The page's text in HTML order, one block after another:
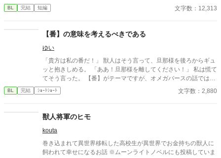
を選んだ。 深く傷ついた湊は、彼の前から姿を消す。 数か月後―
―。 湊の身体は、これまで誰も知らなかった希少な『遅咲きΩ』
たと知る。 「戻ってきてくれ」 今さら必死に追いかけてくる玲
司。 だが湊の隣には、自分を支え続けてくれた医師のα・神崎伊
織がいた。 「あなたは俺を捨てたでしょう」 後悔に苦しむα、執
着する第二のα、そして希少Ωを巡る陰謀。 もう二度と傷つきた
くないΩが最後に選ぶ相手とは――。 捨てた側の後悔と執着が加
速する、すれ違いオメガバースBL。
BL 完結 短編 文字数：12,313
【番】の意味を考えるべきである
ゆい
「貴方は私の番だ！」 獣人はそう言って、旦那様を後ろからギュ
ッと抱きしめる。 「ああ！旦那様を離してください！」 私は慌て
てそう言った。 【番】がテーマですが、オメガバースの話ではあ
りません。 男女いる世界です。獣人が出てきます。同性婚も認め
られています。 思いつきで書いておりますので、読みにくい部分
BL 完結 ｼｮｰﾄｼｮｰﾄ 文字数：2,880
獣人将軍のヒモ
kouta
巻き込まれて異世界移転した高校生が異世界でお金持ちの獣人に
飼われて幸せになるお話 ※ムーンライトノベルにも投稿していま